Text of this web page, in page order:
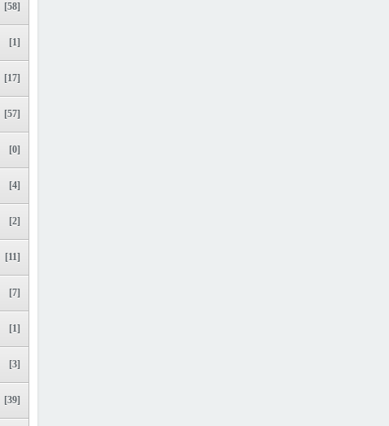
[58]
[1]
[17]
[57]
[0]
[4]
[2]
[11]
[7]
[1]
[3]
[39]